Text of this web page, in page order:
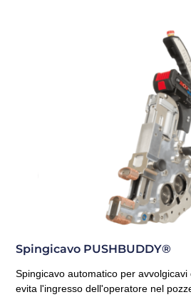
Spingicavo PUSHBUDDY®
Spingicavo automatico per
evita l'ingresso dell'operatore nel